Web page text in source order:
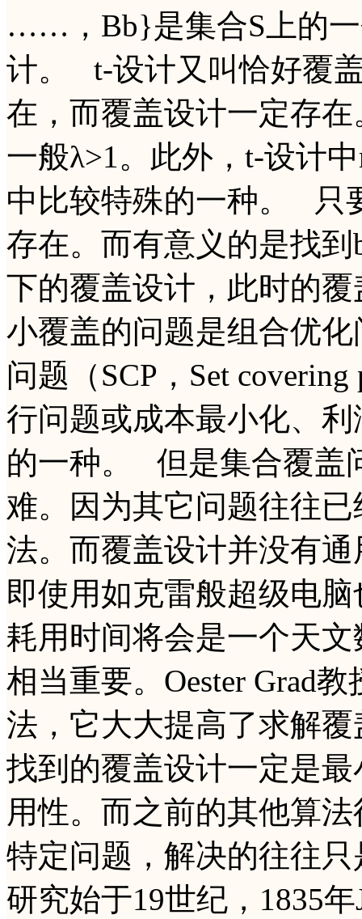
……，Bb}是集合S上的一
计。 t-设计又叫恰好覆
在，而覆盖设计一定存
一般λ>1。此外，t-设计
中比较特殊的一种。 只
存在。而有意义的是找
下的覆盖设计，此时的
小覆盖的问题是组合优
问题（SCP，Set
行问题或成本最小化、
的一种。 但是集合覆盖
难。因为其它问题往往
法。而覆盖设计并没有
即使用如克雷般超级电
耗用时间将会是一个天
相当重要。Oester Grad
法，它大大提高了求解
找到的覆盖设计一定是
用性。而之前的其他算
特定问题，解决的往往
研究始于19世纪，1835年